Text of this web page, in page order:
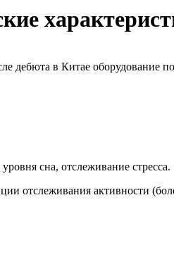
в Китае оборудование
сна, отслеживание стресса.
отслеживания активности